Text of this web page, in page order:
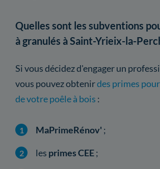
Quelles sont les subventions
à granulés à Saint-Yrieix-la-
Si vous décidez d'engager un
vous pouvez obtenirdes primes
de votre poêle à bois :
MaPrimeRénov' ;
les primes CEE;